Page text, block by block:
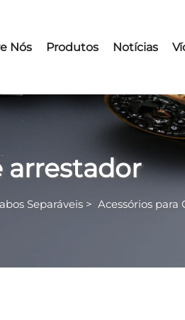
Nós Produtos Notícias
arrestador
Separáveis > Acessórios para